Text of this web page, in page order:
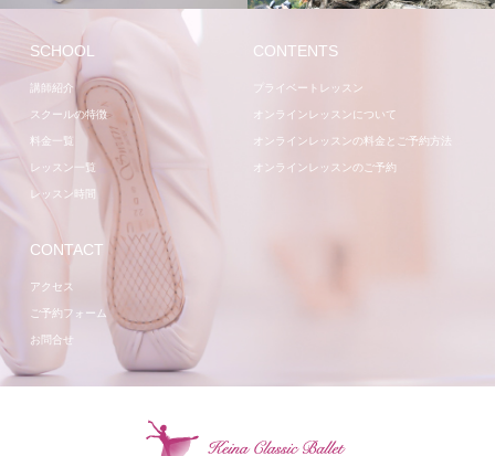
SCHOOL
講師紹介
スクールの特徴
料金一覧
レッスン一覧
レッスン時間
CONTENTS
プライベートレッスン
オンラインレッスンについて
オンラインレッスンの料金とご予約方法
オンラインレッスンのご予約
CONTACT
アクセス
ご予約フォーム
お問合せ